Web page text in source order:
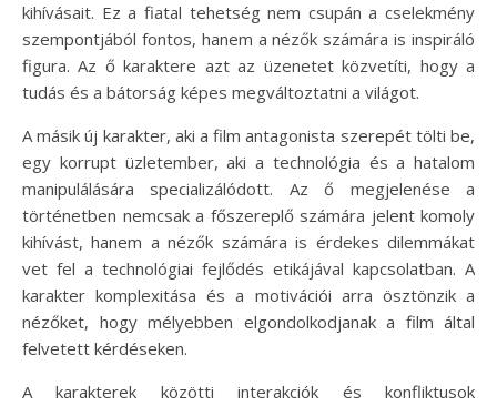
kihívásait. Ez a fiatal tehetség nem csupán a cselekmény
szempontjából fontos, hanem a nézők számára is inspiráló
figura. Az ő karaktere azt az üzenetet közvetíti, hogy a
tudás és a bátorság képes megváltoztatni a világot.
A másik új karakter, aki a film antagonista szerepét tölti be,
egy korrupt üzletember, aki a technológia és a hatalom
manipulálására specializálódott. Az ő megjelenése a
történetben nemcsak a főszereplő számára jelent komoly
kihívást, hanem a nézők számára is érdekes dilemmákat
vet fel a technológiai fejlődés etikájával kapcsolatban. A
karakter komplexitása és a motivációi arra ösztönzik a
nézőket, hogy mélyebben elgondolkodjanak a film által
felvetett kérdéseken.
A karakterek közötti interakciók és konfliktusok